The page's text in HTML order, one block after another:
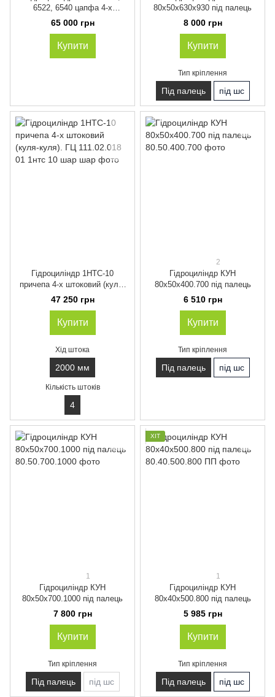
6522, 6540 цапфа 4-х
штоковий вушок бугель
65 000 грн
Купити
80х50х630х930 під палець
8 000 грн
Купити
Тип кріплення
Під палець під шс
Гідроциліндр 1НТС-10
причепа 4-х штоковий (куля-
куля). ГЦ 111.02.018 01
47 250 грн
Купити
Хід штока
2000 мм
Кількість штоків
4
2
Гідроциліндр КУН
80х50х400.700 під палець
6 510 грн
Купити
Тип кріплення
Під палець під шс
1
Гідроциліндр КУН
80х50х700.1000 під палець
7 800 грн
Купити
Тип кріплення
Під палець під шс
ХІТ
1
Гідроциліндр КУН
80х40х500.800 під палець
5 985 грн
Купити
Тип кріплення
Під палець під шс